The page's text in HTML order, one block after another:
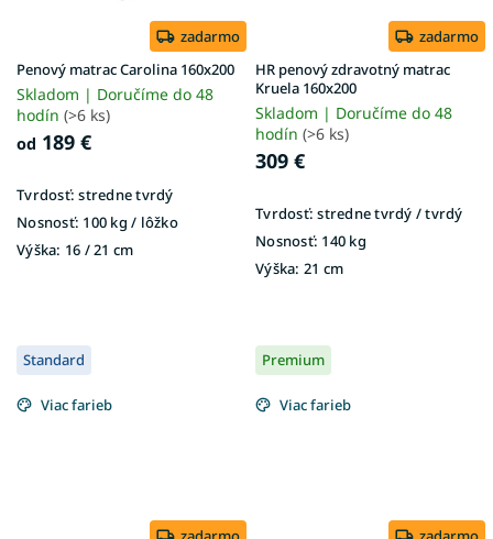
zadarmo
Penový matrac Carolina 160x200
Skladom | Doručíme do 48
hodín (>6 ks)
od 189 €
Tvrdosť: stredne tvrdý
Nosnosť: 100 kg / lôžko
Výška: 16 / 21 cm
zadarmo
HR penový zdravotný matrac
Kruela 160x200
Skladom | Doručíme do 48
hodín (>6 ks)
309 €
Tvrdosť: stredne tvrdý / tvrdý
Nosnosť: 140 kg
Výška: 21 cm
Standard
Viac farieb
Premium
Viac farieb